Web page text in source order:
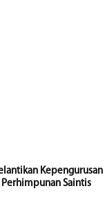
Kepengurusan
Saintis